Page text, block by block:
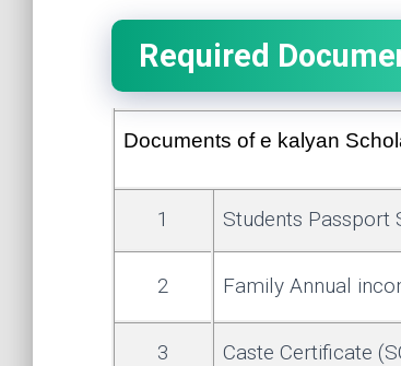
Required
Documents of e kalyan
1 Students Passport
2 Family Annual
3 Caste Certificate